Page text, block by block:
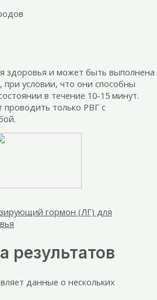
здоровья и может быть выполнена
при условии, что они способны
в течение 10-15 минут.
проводить только РВГ с
гормон (ЛГ) для
результатов
данные о нескольких